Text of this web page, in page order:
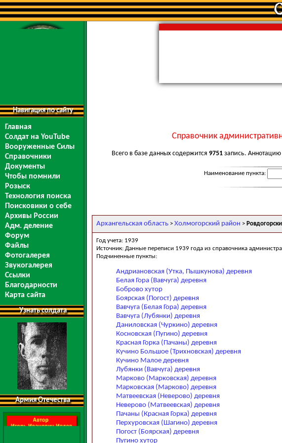
Навигация по сайту
Главная
Солдат на YouTube
Вооруженные Силы
Справочники
Документы
Чтобы помнили
Розыск
Технология поиска
Поисковики о себе
Архивы России
Адм. деление
Форум
Файлы
Фотогалерея
Звукогалерея
Ссылки
Благодарности
Карта сайта
Узнать солдата
Армия Отечества
Справочник
Всего в базе данных содержится 9751 запись. Аннотацию
Наименование пункта:
Архангельская область > Холмогорский район >
Год учета: 1939
Источник: Данные переписи 1939 года из справочника
Подчиненные пункты:
Андриановская (Утка, Пышкунова) деревня
Белая Гора (Вавчуга) деревня
Боброво хутор
Боярская (Погост) деревня
Вавчуга (Белая Гора) деревня
Вавчуга (Лубянки) деревня
Даниловская (Чуркино) деревня
Косновская (Пугино) деревня
Красная Горка (Пачаны) деревня
Кучино Большое (Трихновская) деревня
Кучино Малое деревня
Лубянки (Вавчуга) деревня
Марково (Марковская) деревня
Марковская (Марково) деревня
Матвеевская (Неверово) деревня
Неверово (Матвеевская) деревня
Пачаны (Красная Горка) деревня
Перхуровская (Шагино) деревня
Погост (Боярская) деревня
Пугино хутор